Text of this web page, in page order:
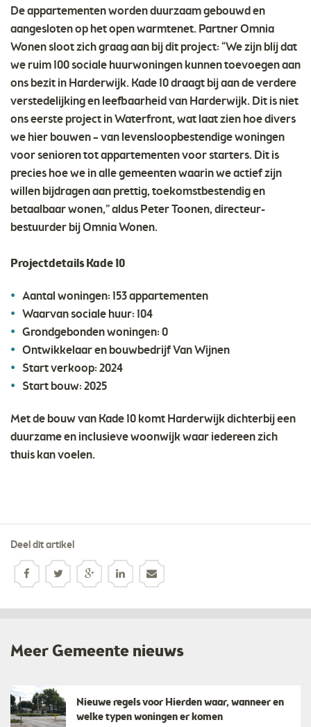
De appartementen worden duurzaam gebouwd en
aangesloten op het open warmtenet. Partner Omnia
Wonen sloot zich graag aan bij dit project: “We zijn blij dat
we ruim 100 sociale huurwoningen kunnen toevoegen aan
ons bezit in Harderwijk. Kade 10 draagt bij aan de verdere
verstedelijking en leefbaarheid van Harderwijk. Dit is niet
ons eerste project in Waterfront, wat laat zien hoe divers
we hier bouwen – van levensloopbestendige woningen
voor senioren tot appartementen voor starters. Dit is
precies hoe we in alle gemeenten waarin we actief zijn
willen bijdragen aan prettig, toekomstbestendig en
betaalbaar wonen,” aldus Peter Toonen, directeur-
bestuurder bij Omnia Wonen.
Projectdetails Kade 10
Aantal woningen: 153 appartementen
Waarvan sociale huur: 104
Grondgebonden woningen: 0
Ontwikkelaar en bouwbedrijf Van Wijnen
Start verkoop: 2024
Start bouw: 2025
Met de bouw van Kade 10 komt Harderwijk dichterbij een
duurzame en inclusieve woonwijk waar iedereen zich
thuis kan voelen.
Deel dit artikel
Meer Gemeente nieuws
Nieuwe regels voor Hierden waar, wanneer en
welke typen woningen er komen